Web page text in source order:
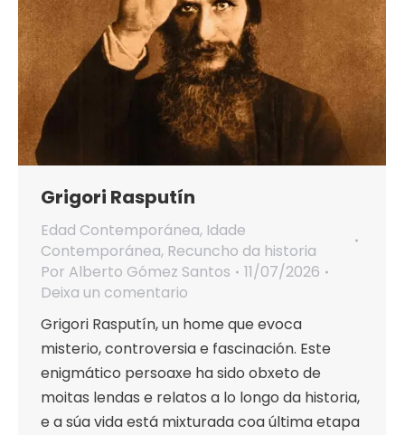
Grigori Rasputín
Edad Contemporánea, Idade
Contemporánea, Recuncho da historia
Por Alberto Gómez Santos
11/07/2026
Deixa un comentario
Grigori Rasputín, un home que evoca
misterio, controversia e fascinación. Este
enigmático persoaxe ha sido obxeto de
moitas lendas e relatos a lo longo da historia,
e a súa vida está mixturada coa última etapa